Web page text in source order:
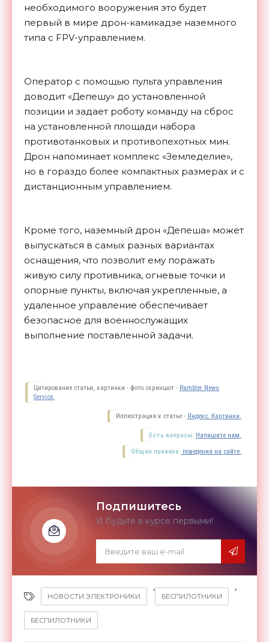
необходимого вооружения это будет
первый в мире дрон-камикадзе наземного
типа с FPV-управлением.
Оператор с помощью пульта управления
доводит «Депешу» до установленной
позиции и задает роботу команду на сброс
на установленной площади набора
противотанковых и противопехотных мин.
Дрон напоминает комплекс «Земледелие»,
но в гораздо более компактных размерах и с
дистанционным управлением.
Кроме того, наземный дрон «Депеша» может
выпускаться в самых разных вариантах
оснащения, что позволит ему поражать
живую силу противника, огневые точки и
опорные пункты, включая укрепленные, а
удаленное управление обеспечивает
безопасное для военнослужащих
выполнение поставленной задачи.
Цитирование статьи, картинки - фото скриншот - Rambler News
Service.
Иллюстрация к статье - Яндекс. Картинки.
Есть вопросы. Напишите нам.
Общие правила поведения на сайте.
Подпишитесь
И будьте в курсе первыми!
НОВОСТИ ЭЛЕКТРОНИКИ
,
БЕСПИЛОТНИКИ
,
БЕСПИЛОТНИКИ